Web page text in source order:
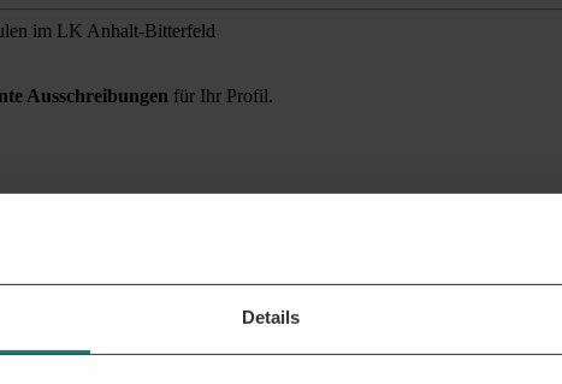
Details
im LK Anhalt-Bitterfeld
Ausschreibungen für Ihr Profil.
finden?
alle relevanten Auftragschancen für Ihr Unternehmen.